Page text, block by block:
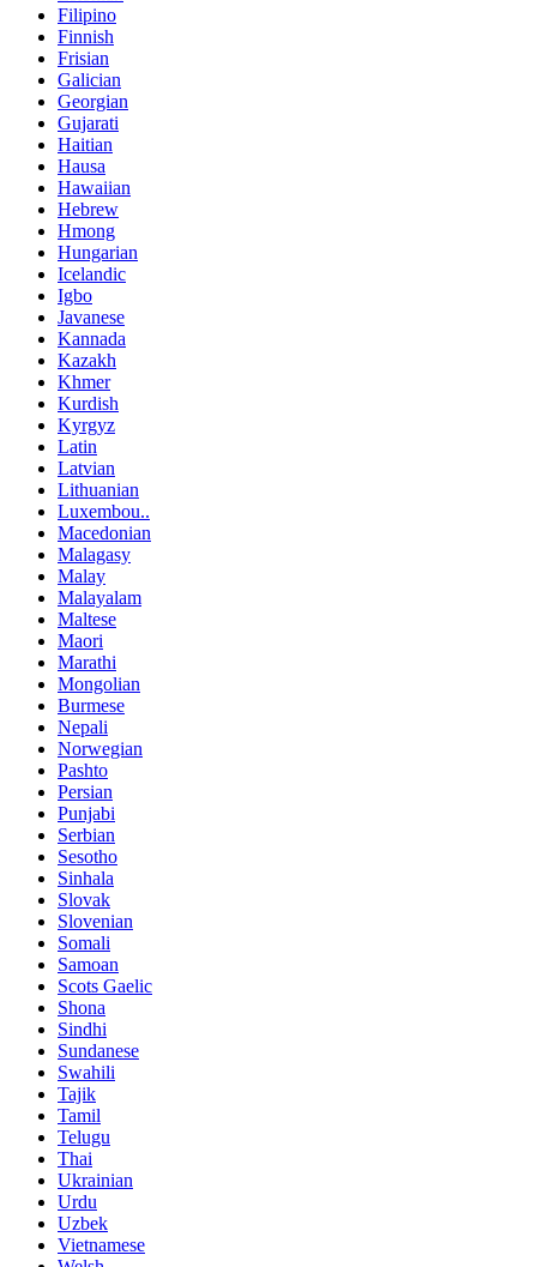
Filipino
Finnish
Frisian
Galician
Georgian
Gujarati
Haitian
Hausa
Hawaiian
Hebrew
Hmong
Hungarian
Icelandic
Igbo
Javanese
Kannada
Kazakh
Khmer
Kurdish
Kyrgyz
Latin
Latvian
Lithuanian
Luxembou..
Macedonian
Malagasy
Malay
Malayalam
Maltese
Maori
Marathi
Mongolian
Burmese
Nepali
Norwegian
Pashto
Persian
Punjabi
Serbian
Sesotho
Sinhala
Slovak
Slovenian
Somali
Samoan
Scots Gaelic
Shona
Sindhi
Sundanese
Swahili
Tajik
Tamil
Telugu
Thai
Ukrainian
Urdu
Uzbek
Vietnamese